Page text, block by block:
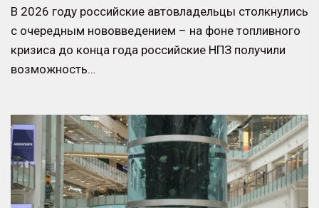
В 2026 году российские автовладельцы столкнулись
с очередным нововведением – на фоне топливного
кризиса до конца года российские НПЗ получили
возможность…